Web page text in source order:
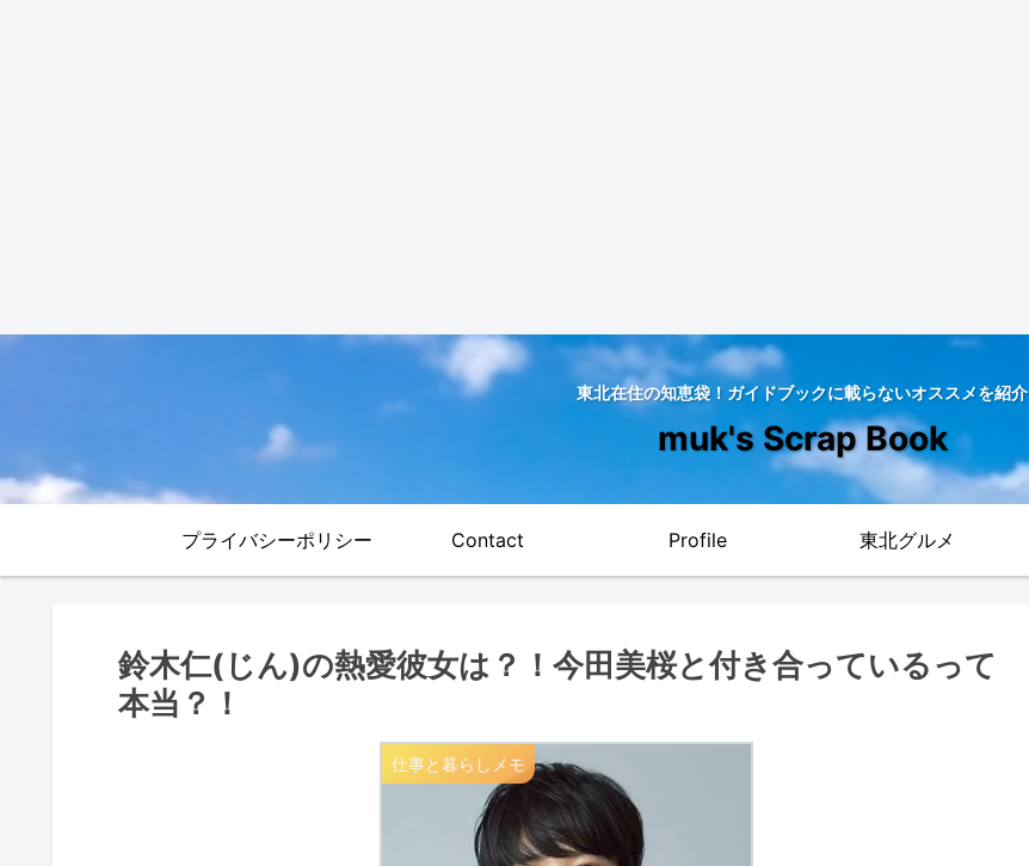
東北在住の知恵袋！ガイドブックに載らないオススメを紹介
muk's Scrap Book
プライバシーポリシー Contact Profile 東北グルメ
鈴木仁(じん)の熱愛彼女は？！今田美桜と付き合っているって
本当？！
仕事と暮らしメモ